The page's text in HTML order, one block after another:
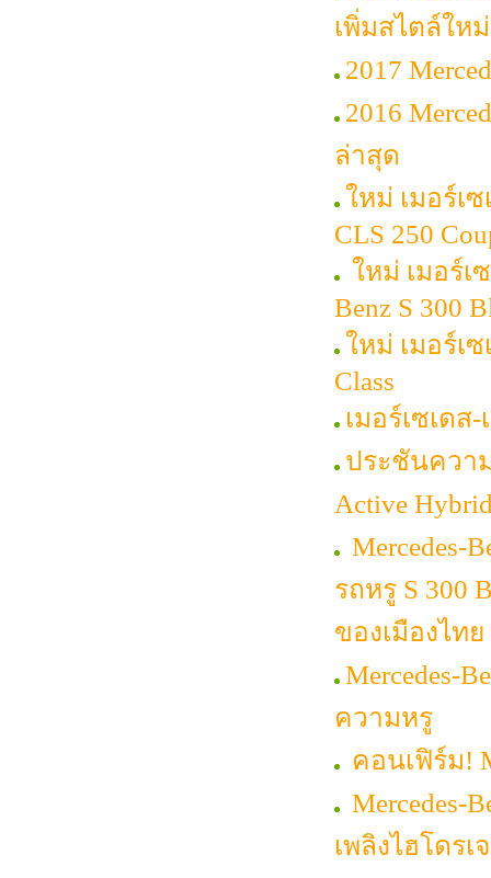
เพิ่มสไตล์ใหม่
2017
2016
ล่าสุด
ใหม่ เมอร์เซ
CLS 250
ใหม่ เมอร์เ
Benz S 300
ใหม่ เมอร์เ
Class
เมอร์เซเด
ประชันควา
Active
Mercedes-
รถหรู S 300
ของเมืองไทย
Mercedes-
ความหรู
คอนเฟิร์ม!
Mercedes-
เพลิงไฮโดรเ